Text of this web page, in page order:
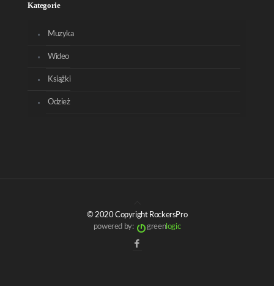
Kategorie
Muzyka
Wideo
Książki
Odzież
© 2020 Copyright RockersPro
powered by:
greenlogic